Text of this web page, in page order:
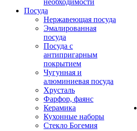
необходимости
Посуда
Нержавеющая посуда
Эмалированная
посуда
Посуда с
антипригарным
покрытием
Чугунная и
алюминиевая посуда
Хрусталь
Фарфор, фаянс
Керамика
Кухонные наборы
Стекло Богемия